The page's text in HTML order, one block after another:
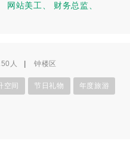
网站美工 财务总监
人 钟楼区
空间 节日礼物 年度旅游